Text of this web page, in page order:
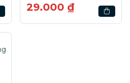
29.000 ₫